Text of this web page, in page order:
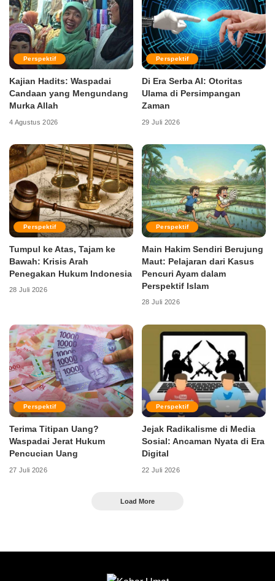
Perspektif
Kajian Hadits: Waspadai
Candaan yang Mengundang
Murka Allah
4 Agustus 2026
Perspektif
Di Era Serba AI: Otoritas
Ulama di Persimpangan
Zaman
29 Juli 2026
Perspektif
Tumpul ke Atas, Tajam ke
Bawah: Krisis Arah
Penegakan Hukum Indonesia
28 Juli 2026
Perspektif
Main Hakim Sendiri Berujung
Maut: Pelajaran dari Kasus
Pencuri Ayam dalam
Perspektif Islam
28 Juli 2026
Perspektif
Terima Titipan Uang?
Waspadai Jerat Hukum
Pencucian Uang
27 Juli 2026
Perspektif
Jejak Radikalisme di Media
Sosial: Ancaman Nyata di Era
Digital
22 Juli 2026
Load More